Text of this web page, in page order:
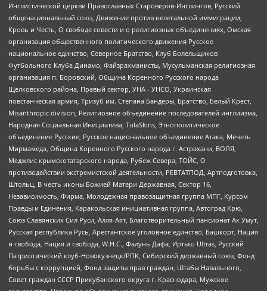
Инглистической церкви Православных Староверов-Инглингов, Русский
общенациональный союз, Движение против нелегальной иммиграции,
Кровь и Честь, О свободе совести и о религиозных объединениях, Омская
организация общественного политического движения Русское
национальное единство, Северное Братство, Клуб Болельщиков
Футбольного Клуба Динамо, Файзрахманисты, Мусульманская религиозная
организация п. Боровский, Община Коренного Русского народа
Щелковского района, Правый сектор, УНА - УНСО, Украинская
повстанческая армия, Тризуб им. Степана Бандеры, Братство, Белый Крест,
Misanthropic division, Религиозное объединение последователей инглиизма,
Народная Социальная Инициатива, TulaSkins, Этнополитическое
объединение Русские, Русское национальное объединение Атака, Мечеть
Мирмамеда, Община Коренного Русского народа г. Астрахани, ВОЛЯ,
Меджлис крымскотатарского народа, Рубеж Севера, ТОЙС, О
противодействии экстремистской деятельности, РЕВТАТПОД, Артподготовка,
Штольц, В честь иконы Божией Матери Державная, Сектор 16,
Независимость, Фирма, Молодежная правозащитная группа МПГ, Курсом
Правды и Единения, Каракольская инициативная группа, Автоград Крю,
Союз Славянских Сил Руси, Алля-Аят, Благотворительный пансионат Ак Умут,
Русская республика Русь, Арестантское уголовное единство, Башкорт, Нация
и свобода, Нация и свобода, W.H.С., Фалунь Дафа, Иртыш Ultras, Русский
Патриотический клуб-Новокузнецк/РПК, Сибирский державный союз, Фонд
борьбы с коррупцией, Фонд защиты прав граждан, Штабы Навального,
Совет граждан СССР Прикубанского округа г. Краснодара, Мужское